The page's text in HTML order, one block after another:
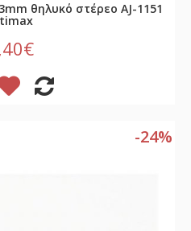
θηλυκό στέρεο AJ-1151
-24%